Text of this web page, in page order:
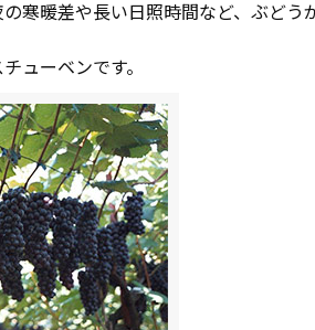
寒暖差や長い日照時間など、ぶどう
ューベンです。